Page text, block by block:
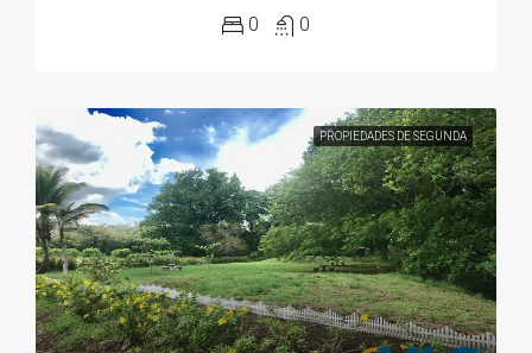
0 0
PROPIEDADES DE SEGUNDA